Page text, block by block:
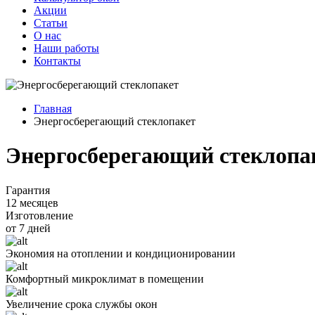
Акции
Статьи
О нас
Наши работы
Контакты
Главная
Энергосберегающий стеклопакет
Энергосберегающий
Гарантия
12 месяцев
Изготовление
от 7 дней
Экономия на отоплении и кондиционировании
Комфортный микроклимат в помещении
Увеличение срока службы окон